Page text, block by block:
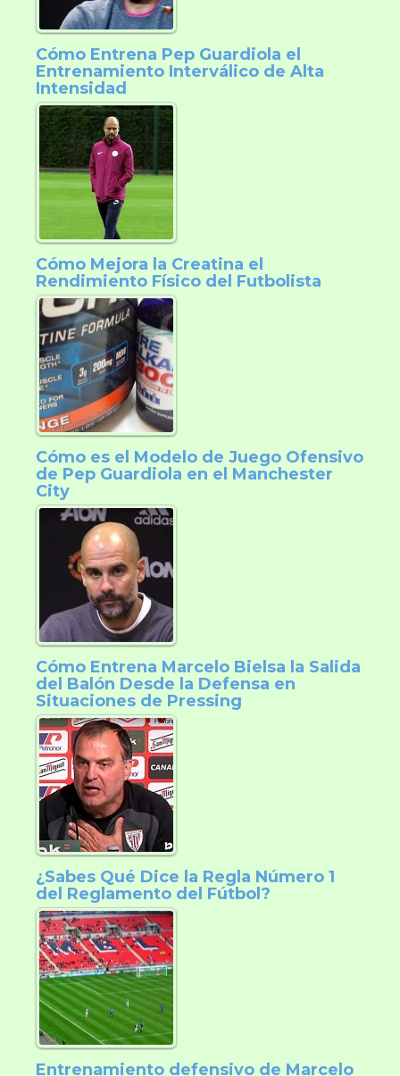
Cómo Entrena Pep Guardiola el
Entrenamiento Interválico de Alta
Intensidad
Cómo Mejora la Creatina el
Rendimiento Físico del Futbolista
Cómo es el Modelo de Juego Ofensivo
de Pep Guardiola en el Manchester
City
Cómo Entrena Marcelo Bielsa la Salida
del Balón Desde la Defensa en
Situaciones de Pressing
¿Sabes Qué Dice la Regla Número 1
del Reglamento del Fútbol?
Entrenamiento defensivo de Marcelo